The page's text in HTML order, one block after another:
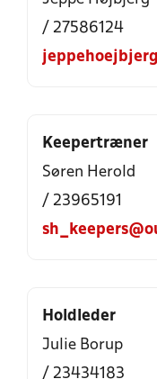
/ 27586124
Keepertræner
Søren Herold
/ 23965191
Holdleder
Julie Borup
/ 23434183